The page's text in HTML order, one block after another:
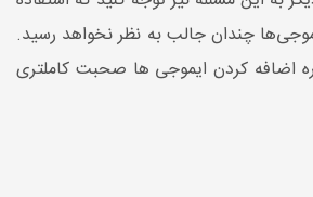
چندان جالب به نظر نخواهد رسید.
اضافه کردن ایموجی ها صحبت کاملتری